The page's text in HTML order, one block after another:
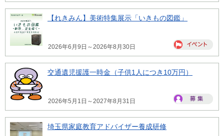
【れきみん】美術特集展示「いきもの図鑑」
2026年6月9日～2026年8月30日
交通遺児援護一時金（子供1人につき10万円）
2026年5月1日～2027年8月31日
埼玉県家庭教育アドバイザー養成研修